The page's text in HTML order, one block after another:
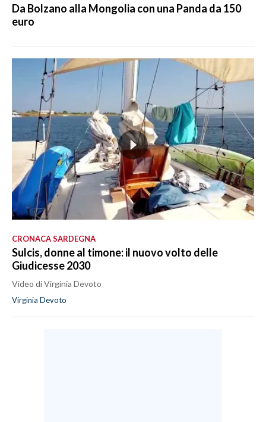
Da Bolzano alla Mongolia con una Panda da 150
euro
CRONACA SARDEGNA
Sulcis, donne al timone: il nuovo volto delle
Giudicesse 2030
Video di Virginia Devoto
Virginia Devoto